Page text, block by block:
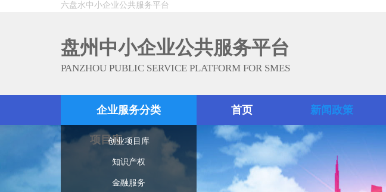
六盘水中小企业公共服务平台
盘州中小企业公共服务平台
PANZHOU PUBLIC SERVICE PLATFORM FOR SMES
企业服务分类
创业项目库
知识产权
金融服务
首页 新闻政策
项目库